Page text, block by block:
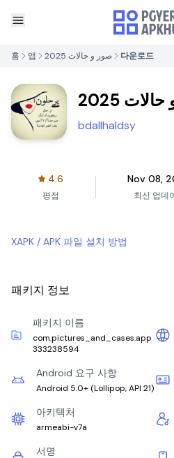
홈 앱 صور و حالات 2025 다운로드
2025
bdallhaldsy
4.6
평점
Nov 08,
최신 업데
XAPK / APK 파일 설치 방법
패키지 정보
패키지 이름
com.pictures_and_cases.app
333238594
Android 요구 사항
Android 5.0+ (Lollipop, API 21)
아키텍처
armeabi-v7a
서명